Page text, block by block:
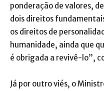
ponderação de valores,
dois direitos
os direitos de
humanidade, ainda que
é obrigada a revivê-lo”,
Já por outro viés, o